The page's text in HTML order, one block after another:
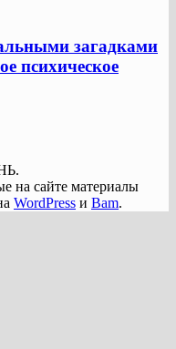
загадками
психическое
на сайте материалы
WordPress и Bam.